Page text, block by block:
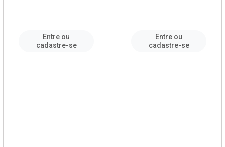
Entre ou
cadastre-se
Entre ou
cadastre-se